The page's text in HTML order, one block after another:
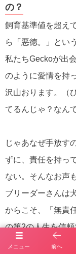
の？
飼育基準値を超え
ら「悪徳。」とい
私たちGeckoが出
のように愛情を持
沢山おります。（
てるんじゃ？なん
じゃあなぜ手放す
ずに、責任を持っ
ない。そんなお声
ブリーダーさんは
からこそ、「無責
の第2の人生を信
そう思ってGecko
メニュー 前へ